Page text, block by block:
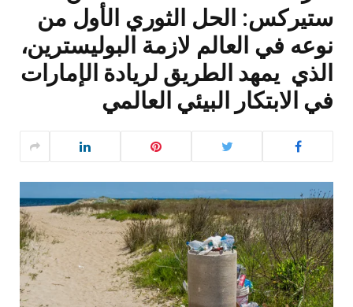
ستيركس: الحل الثوري الأول من
نوعه في العالم لازمة البوليسترين،
الذي يمهد الطريق لريادة الإمارات
في الابتكار البيئي العالمي